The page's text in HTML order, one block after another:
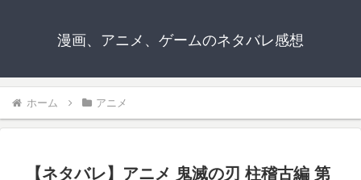
漫画、アニメ、ゲームのネタバレ感想
ホーム アニメ
【ネタバレ】アニメ 鬼滅の刃 柱稽古編 第